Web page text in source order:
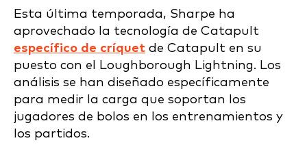
Esta última temporada, Sharpe ha
aprovechado la tecnología de Catapult
específico de críquet de Catapult en su
puesto con el Loughborough Lightning. Los
análisis se han diseñado específicamente
para medir la carga que soportan los
jugadores de bolos en los entrenamientos y
los partidos.